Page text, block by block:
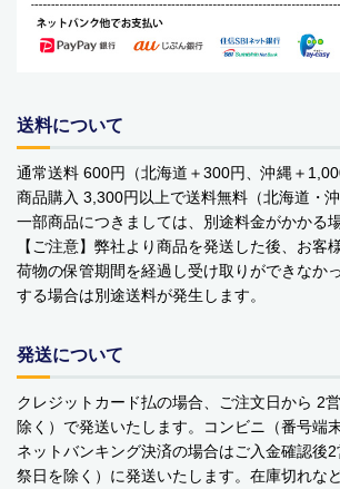
美容
アパレル
健康・フィットネス
防災用品・保存食品
家電
ガーデニング
おもちゃ・ホビー
ベビーおもちゃ・子供用品
送料について
通常送料 600円（北海道＋300円、沖縄＋
商品購入 3,300円以上で送料無料（北海道・
一部商品につきましては、別途料金がかかる
【ご注意】弊社より商品を発送した後、お客
荷物の保管期間を経過し受け取りができなか
する場合は別途送料が発生します。
発送について
クレジットカード払の場合、ご注文日から 2
除く）で発送いたします。コンビニ（番号端
ネットバンキング決済の場合はご入金確認後
祭日を除く）に発送いたします。在庫切れな